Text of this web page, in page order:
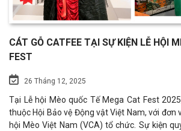
CÁT GỖ CATFEE TẠI SỰ KIỆN LỄ HỘI
FEST
26 Tháng 12, 2025
Tại Lễ hội Mèo quốc Tế Mega Cat Fest
thuộc Hội Bảo vệ Động vật Việt Nam, với đơn
hội Mèo Việt Nam (VCA) tổ chức. Sự kiện